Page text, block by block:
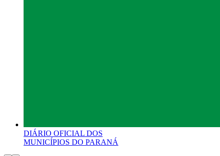
DIÁRIO OFICIAL DOS
MUNICÍPIOS DO PARANÁ